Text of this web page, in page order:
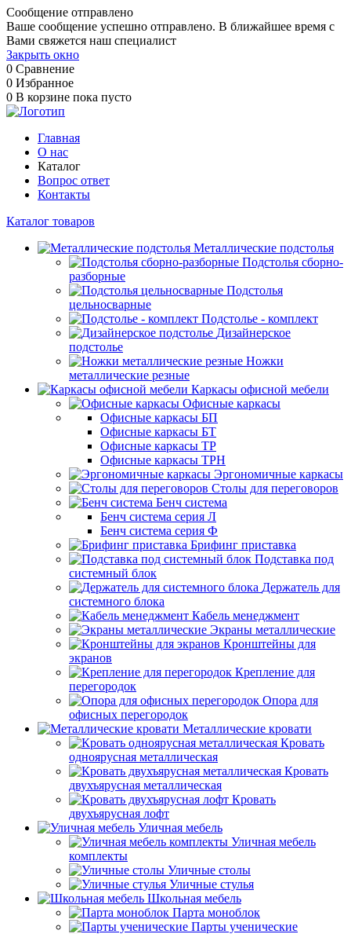
Сообщение отправлено
Ваше сообщение успешно отправлено. В ближайшее время с
Вами свяжется наш специалист
Закрыть окно
0 Сравнение
0 Избранное
0 В корзине пока пусто
Главная
О нас
Каталог
Вопрос ответ
Контакты
Каталог товаров
Металлические подстолья
Подстолья сборно-
разборные
Подстолья
цельносварные
Подстолье - комплект
Дизайнерское
подстолье
Ножки
металлические резные
Каркасы офисной мебели
Офисные каркасы
Офисные каркасы БП
Офисные каркасы БТ
Офисные каркасы ТР
Офисные каркасы ТРН
Эргономичные каркасы
Столы для переговоров
Бенч система
Бенч система серия Л
Бенч система серия Ф
Брифинг приставка
Подставка под
системный блок
Держатель для
системного блока
Кабель менеджмент
Экраны металлические
Кронштейны для
экранов
Крепление для
перегородок
Опора для
офисных перегородок
Металлические кровати
Кровать
одноярусная металлическая
Кровать
двухъярусная металлическая
Кровать
двухъярусная лофт
Уличная мебель
Уличная мебель
комплекты
Уличные столы
Уличные стулья
Школьная мебель
Парта моноблок
Парты ученические